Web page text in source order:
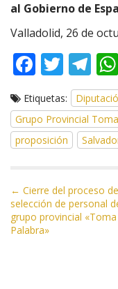
al Gobierno de
Valladolid, 26 de
F
e
b
o
k
T
w
itt
er
T
el
e
gr
a
Etiquetas:
Grupo Provincial
proposición
N
a
v
← Cierre del proceso de
selección de personal
grupo provincial
Palabra»